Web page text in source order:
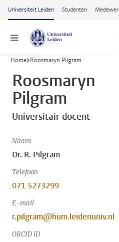
Ga naar hoofdinhoud
Universiteit Leiden Studenten
Menu
Home Roosmaryn Pilgram
Roosmaryn
Pilgram
Universitair docent
Naam
Dr. R. Pilgram
Telefoon
071 5273299
E-mail
r.pilgram@hum.leidenuniv.nl
ORCID iD